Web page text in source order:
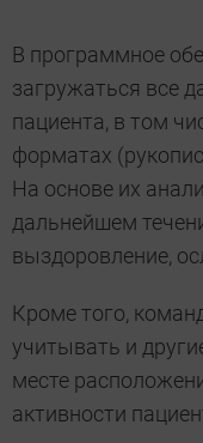
В программное
загружаться все
пациента, в том
форматах
На основе их
дальнейшем
выздоровление,
Кроме того,
учитывать и
месте
активности